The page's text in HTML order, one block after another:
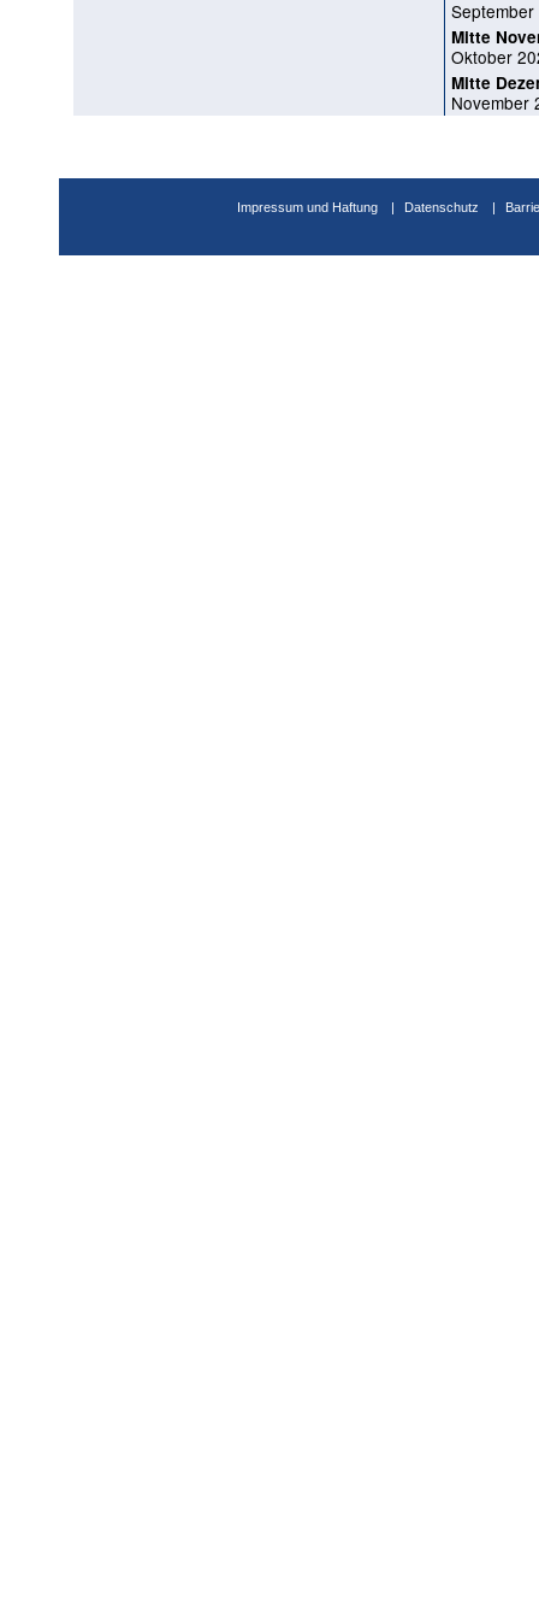
Mitte
Oktober
Mitte
November
Impressum und Haftung Datenschutz